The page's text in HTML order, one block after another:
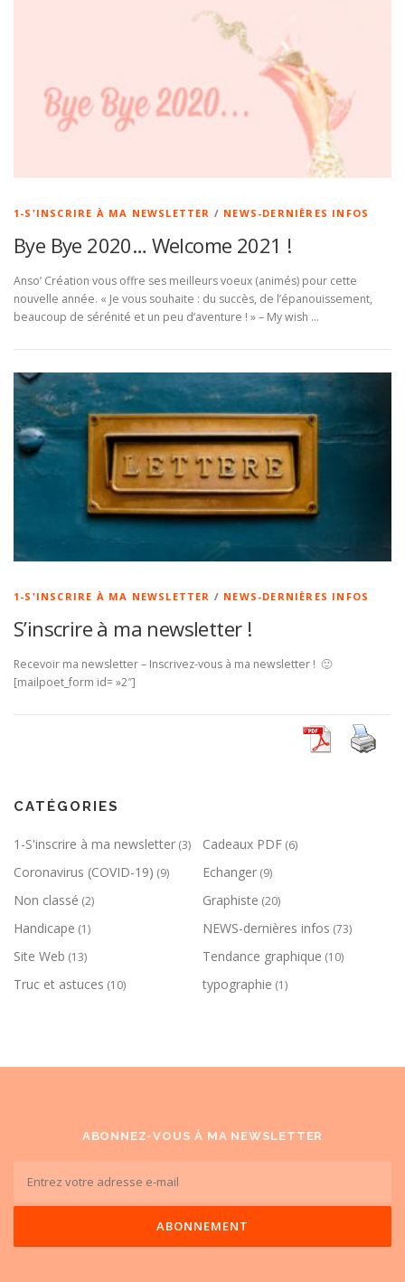
1-S'INSCRIRE À MA NEWSLETTER / NEWS-DERNIÈRES INFOS
Bye Bye 2020… Welcome 2021 !
Anso’ Création vous offre ses meilleurs voeux (animés) pour cette
nouvelle année. « Je vous souhaite : du succès, de l’épanouissement,
beaucoup de sérénité et un peu d’aventure ! » – My wish …
1-S'INSCRIRE À MA NEWSLETTER / NEWS-DERNIÈRES INFOS
S’inscrire à ma newsletter !
Recevoir ma newsletter – Inscrivez-vous à ma newsletter ! 🙂
[mailpoet_form id= »2″]
CATÉGORIES
1-S'inscrire à ma newsletter (3) Cadeaux PDF (6)
Coronavirus (COVID-19) (9)
Non classé (2)
Echanger (9)
Graphiste (20)
Handicape (1) NEWS-dernières infos (73)
Site Web (13) Tendance graphique (10)
Truc et astuces (10) typographie (1)
ABONNEZ-VOUS À MA NEWSLETTER